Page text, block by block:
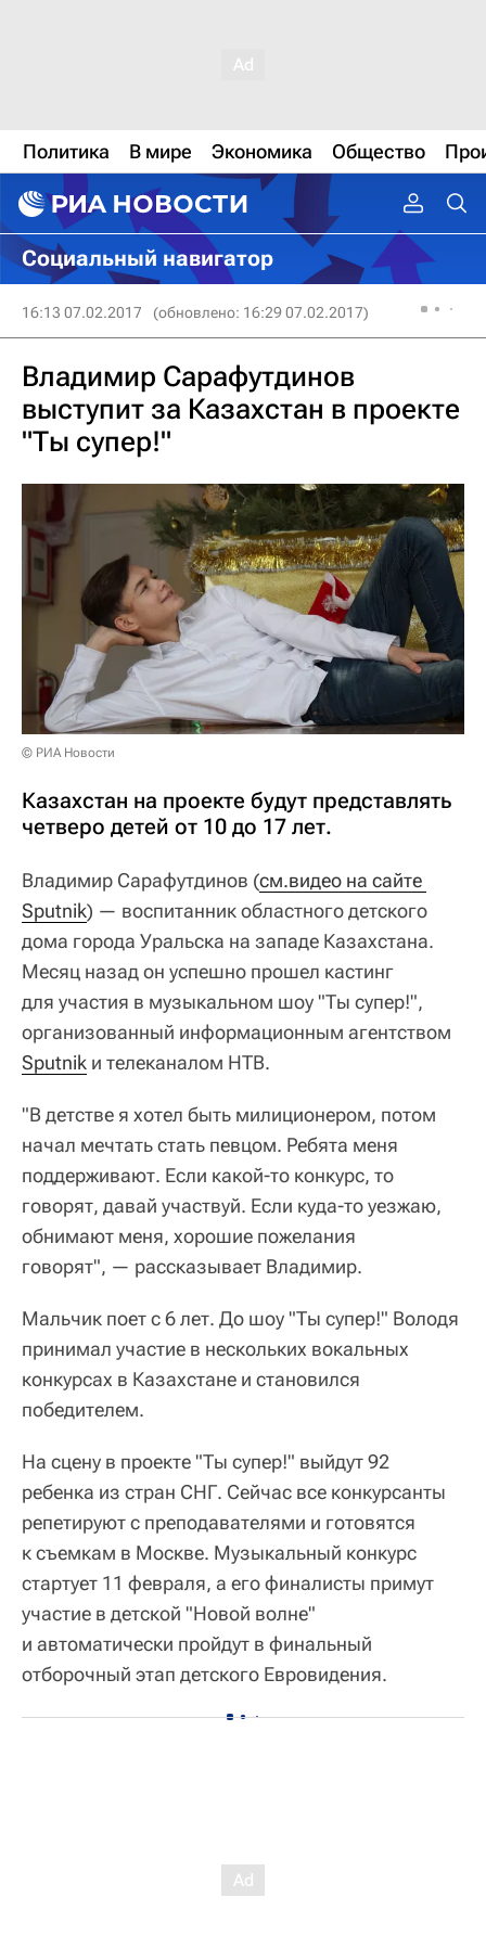
Политика В мире Экономика Общество
Социальный навигатор
16:13 07.02.2017 (обновлено: 16:29 07.02.2017)
Владимир Сарафутдинов
выступит за Казахстан в проекте
"Ты супер!"
© РИА Новости
Казахстан на проекте будут представлять
четверо детей от 10 до 17 лет.
Владимир Сарафутдинов (см.видео на сайте
Sputnik) — воспитанник областного детского
дома города Уральска на западе Казахстана.
Месяц назад он успешно прошел кастинг
для участия в музыкальном шоу "Ты супер!",
организованный информационным агентством
Sputnik и телеканалом НТВ.
"В детстве я хотел быть милиционером, потом
начал мечтать стать певцом. Ребята меня
поддерживают. Если какой-то конкурс, то
говорят, давай участвуй. Если куда-то уезжаю,
обнимают меня, хорошие пожелания
говорят", — рассказывает Владимир.
Мальчик поет с 6 лет. До шоу "Ты супер!" Володя
принимал участие в нескольких вокальных
конкурсах в Казахстане и становился
победителем.
На сцену в проекте "Ты супер!" выйдут 92
ребенка из стран СНГ. Сейчас все конкурсанты
репетируют с преподавателями и готовятся
к съемкам в Москве. Музыкальный конкурс
стартует 11 февраля, а его финалисты примут
участие в детской "Новой волне"
и автоматически пройдут в финальный
отборочный этап детского Евровидения.